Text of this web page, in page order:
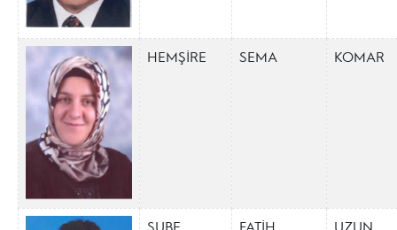
HEMŞİRE SEMA KOMAR
ŞUBE
FATİH UZUN